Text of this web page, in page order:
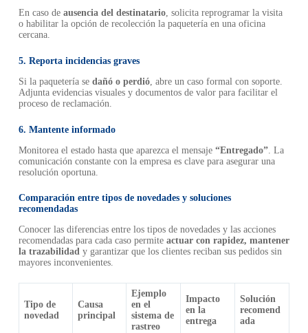
En caso de ausencia del destinatario, solicita reprogramar la visita
o habilitar la opción de recolección la paquetería en una oficina
cercana.
5. Reporta incidencias graves
Si la paquetería se dañó o perdió, abre un caso formal con soporte.
Adjunta evidencias visuales y documentos de valor para facilitar el
proceso de reclamación.
6. Mantente informado
Monitorea el estado hasta que aparezca el mensaje “Entregado”. La
comunicación constante con la empresa es clave para asegurar una
resolución oportuna.
Comparación entre tipos de novedades y soluciones
recomendadas
Conocer las diferencias entre los tipos de novedades y las acciones
recomendadas para cada caso permite actuar con rapidez, mantener
la trazabilidady garantizar que los clientes reciban sus pedidos sin
mayores inconvenientes.
Tipo de
novedad
Causa
principal
Ejemplo
en el
sistema de
rastreo
Impacto
en la
entrega
Solución
recomend
ada